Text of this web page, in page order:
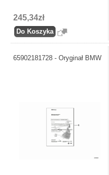
245,34zł
65902181728 - Oryginał BMW